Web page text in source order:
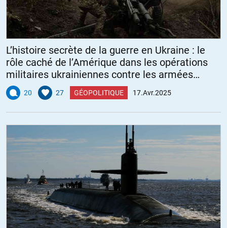
L’histoire secrète de la guerre en Ukraine : le
rôle caché de l’Amérique dans les opérations
militaires ukrainiennes contre les armées
d’invasion russes
20 27 GÉOPOLITIQUE 17.Avr.2025